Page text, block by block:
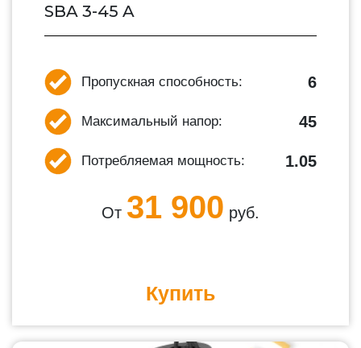
SBA 3-45 A
Пропускная способность: 6
Максимальный напор: 45
Потребляемая мощность: 1.05
От 31 900 руб.
Купить